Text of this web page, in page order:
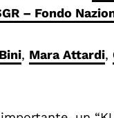
– Fondo
, Mara Attardi,